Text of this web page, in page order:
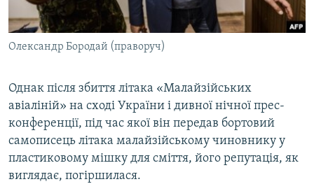
Олександр Бородай (праворуч)
Однак після збиття літака «Малайзійських
авіаліній» на сході України і дивної нічної прес-
конференції, під час якої він передав бортовий
самописець літака малайзійському чиновнику у
пластиковому мішку для сміття, його репутація, як
виглядає, погіршилася.